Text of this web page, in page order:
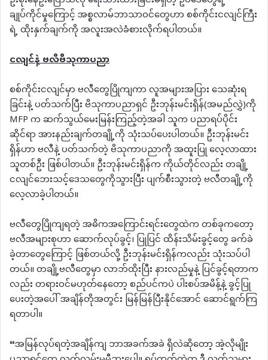
ချုပ်ကိုင်မှုကြောင့် အစ္စလာမ်ဘာသာဝင်တွေဟာ စစ်ကိုင်းငလျင်ကြီး
ရဲ့ ထိုးနှက်ချက်ကို အလူးအလဲခံစားလိုက်ရပါတယ်။
ငလျင်နဲ့ဗလီဗိသုကာပညာ
စစ်ကိုင်းငလျင်မှာ ဗလီတွေပြိုကျကာ လူအများအပြား သေဆုံးရ
ခြင်းနဲ့ ပတ်သက်ပြီး ဗိသုကာပညာရှင် ဦးဘုန်းမင်းရှိန်(အမည်လွှဲ)ကို
MFP က ဆက်သွယ်မေးမြန်းကြည့်တဲ့အခါ သူက ပညာရပ်ပိုင်း
ဆိုင်ရာ အားနည်းချက်တချို့ကို သုံးသပ်ပေးပါတယ်။ ဦးဘုန်းမင်း
ရှိန်ဟာ ဗလီနဲ့ ပတ်သက်တဲ့ ဗိသုကာပညာကို အထူးပြု လေ့လာထား
သူတစ်ဦး ဖြစ်ပါတယ်။ ဦးဘုန်းမင်းရှိန်က ကိုယ်တိုင်လည်း တချို့
ငလျင်ဘေးသင့်ဒေသတွေကိုသွားပြီး ပျက်စီးသွားတဲ့ ဗလီတချို့ကို
လေ့လာခဲ့ပါတယ်။
ဗလီတွေပြိုကျရတဲ့ အဓိကအကြောင်းရင်းတွေထဲက တစ်ခုကတော့
ဗလီအများစုဟာ ဆောက်လုပ်ခွင့်၊ ပြုပြင် ထိန်းသိမ်းခွင့်တွေ ခက်ခဲ
ခဲ့တာ‌တွေကြောင့် ဖြစ်တယ်လို့‌ ဦးဘုန်းမင်းရှိန်ကလည်း သုံးသပ်ပါ
တယ်။ တချို့ဗလီတွေမှာ လာဘ်ထိုးပြီး နားလည်မှုနဲ့ ပြင်ခွင့်ရတာက
လည်း တရားဝင်မဟုတ်နေတော့ စည်ပင်ကပဲ ပါးစပ်အမိန့်နဲ့ ခွင့်ပြု
ပေးတဲ့အပေါ် အချိန်တိုအတွင်း မြန်မြန်ပြီးနိုင်အောင် ဆောင်ရွက်ကြ
ရတာပါ။
“အမြန်လုပ်ရတဲ့အချိန်ကျ ဘာအခက်အခဲ ရှိလဲဆိုတော့ အဲ့လိုမျိုး